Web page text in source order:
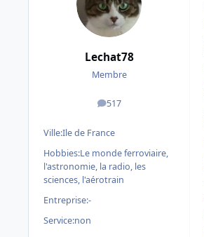
Lechat78
Membre
517
messages
Ville:Ile de France
Hobbies:Le monde ferroviaire,
l'astronomie, la radio, les
sciences, l'aérotrain
Entreprise:-
Service:non